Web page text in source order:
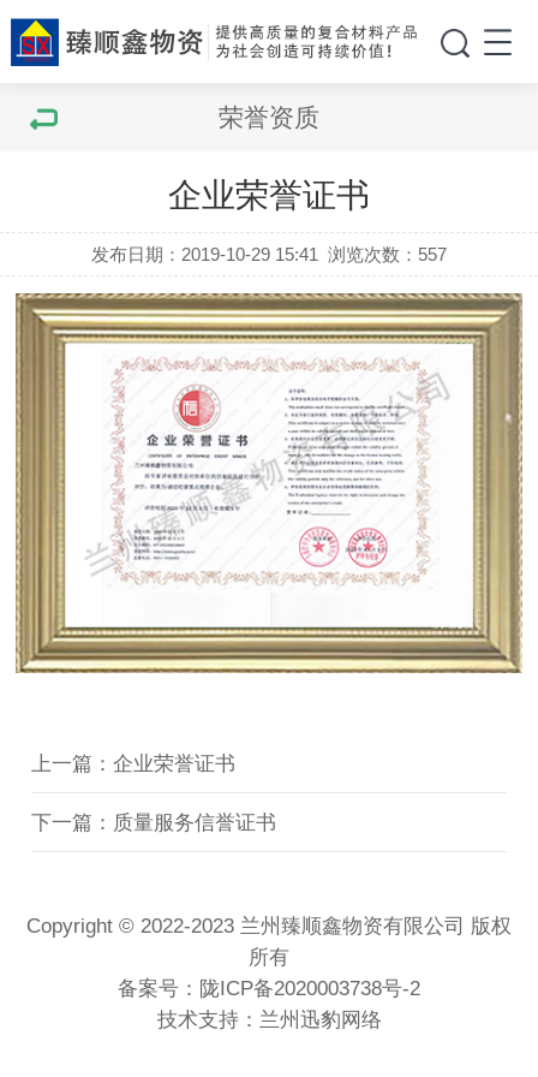
荣誉资质
企业荣誉证书
发布日期：2019-10-29 15:41 浏览次数： 557
上一篇：企业荣誉证书
下一篇：质量服务信誉证书
Copyright © 2022-2023 兰州臻顺鑫物资有限公司 版权
所有
备案号： 陇ICP备2020003738号-2
技术支持：兰州迅豹网络